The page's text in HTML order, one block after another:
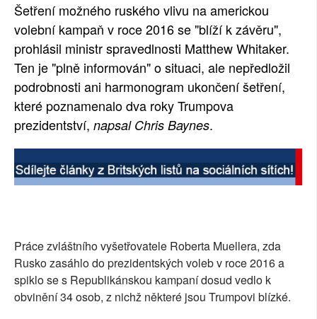
RUBRIKY
PLNÁ VERZE STRÁNEK
Šetření možného ruského vlivu na americkou
volební kampaň v roce 2016 se "blíží k závěru",
prohlásil ministr spravedlnosti Matthew Whitaker.
Ten je "plně informován" o situaci, ale nepředložil
podrobnosti ani harmonogram ukončení šetření,
které poznamenalo dva roky Trumpova
prezidentství, napsal Chris Baynes.
Práce zvláštního vyšetřovatele Roberta Muellera, zda
Rusko zasáhlo do prezidentských voleb v roce 2016 a
spiklo se s Republikánskou kampaní dosud vedlo k
obvinění 34 osob, z nichž některé jsou Trumpovi blízké.